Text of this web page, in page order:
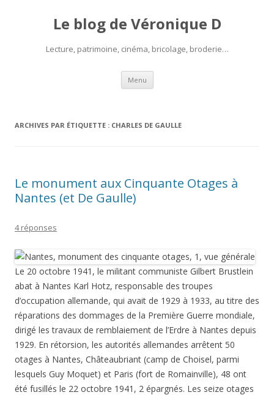
Le blog de Véronique D
Lecture, patrimoine, cinéma, bricolage, broderie…
Menu Aller
contenu
ARCHIVES PAR ÉTIQUETTE : CHARLES DE GAULLE
Le monument aux Cinquante Otages à
Nantes (et De Gaulle)
4 réponses
Le 20 octobre 1941, le militant communiste Gilbert Brustlein
abat à Nantes Karl Hotz, responsable des troupes
d’occupation allemande, qui avait de 1929 à 1933, au titre des
réparations des dommages de la Première Guerre mondiale,
dirigé les travaux de remblaiement de l’Erdre à Nantes depuis
1929. En rétorsion, les autorités allemandes arrêtent 50
otages à Nantes, Châteaubriant (camp de Choisel, parmi
lesquels Guy Moquet) et Paris (fort de Romainville), 48 ont
été fusillés le 22 octobre 1941, 2 épargnés. Les seize otages